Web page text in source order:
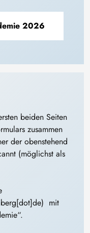
2026
beiden Seiten
zusammen
der obenstehend
(möglichst als
mit